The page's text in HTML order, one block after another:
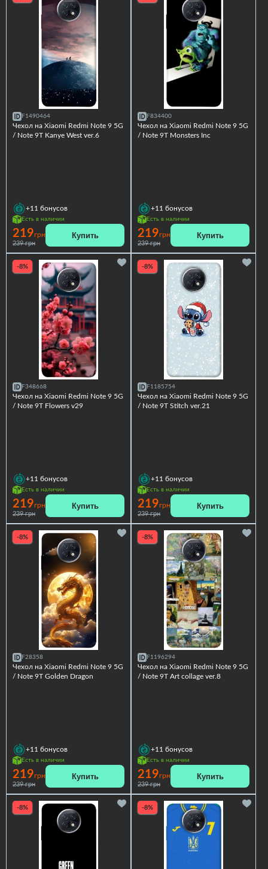
F1490464
Чехол на Xiaomi Redmi Note 9 5G
/ Note 9T Kanye West ver.6
+11 бонусов
Есть в наличии
219грн
239 грн
Купить
F834400
Чехол на Xiaomi Redmi Note 9 5G
/ Note 9T Monsters Inc
+11 бонусов
Есть в наличии
219грн
239 грн
Купить
-8%
F348668
Чехол на Xiaomi Redmi Note 9 5G
/ Note 9T Flowers v29
+11 бонусов
Есть в наличии
219грн
239 грн
Купить
-8%
F1185754
Чехол на Xiaomi Redmi Note 9 5G
/ Note 9T Stitch ver.21
+11 бонусов
Есть в наличии
219грн
239 грн
Купить
-8%
F28358
Чехол на Xiaomi Redmi Note 9 5G
/ Note 9T Golden Dragon
+11 бонусов
Есть в наличии
219грн
239 грн
Купить
-8%
F1196294
Чехол на Xiaomi Redmi Note 9 5G
/ Note 9T Art collage ver.8
+11 бонусов
Есть в наличии
219грн
239 грн
Купить
-8% -8%